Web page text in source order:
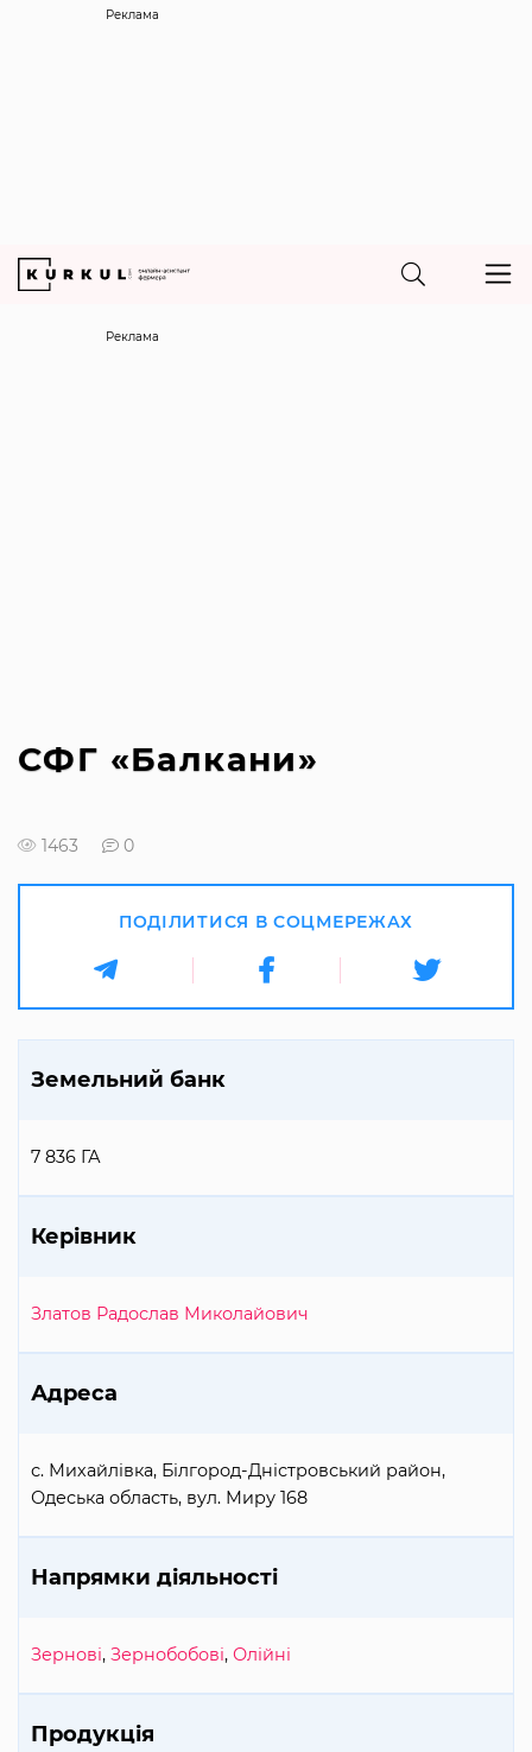
Реклама
СФГ «Балкани»
1463 0
ПОДІЛИТИСЯ В СОЦМЕРЕЖАХ
Земельний банк
7 836 ГА
Керівник
Златов Радослав Миколайович
Адреса
с. Михайлівка, Білгород-Дністровський район,
Одеська область, вул. Миру 168
Напрямки діяльності
Зернові, Зернобобові, Олійні
Продукція
Реклама